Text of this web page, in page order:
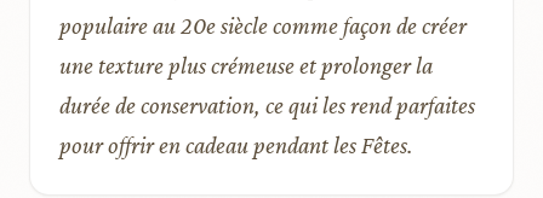
populaire au 20e siècle comme façon de créer
une texture plus crémeuse et prolonger la
durée de conservation, ce qui les rend parfaites
pour offrir en cadeau pendant les Fêtes.